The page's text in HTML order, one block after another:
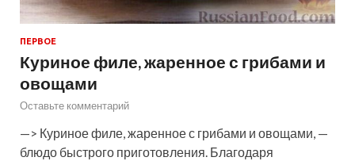
ПЕРВОЕ
Куриное филе, жаренное с грибами и
овощами
Оставьте комментарий
—> Куриное филе, жаренное с грибами и овощами, —
блюдо быстрого приготовления. Благодаря